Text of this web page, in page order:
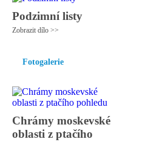
Podzimní listy
Zobrazit dílo >>
Fotogalerie
Chrámy moskevské
oblasti z ptačího